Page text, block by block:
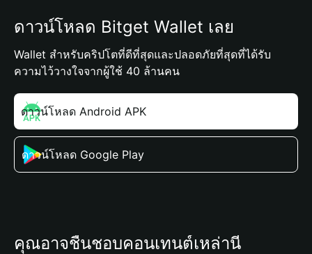
ดาวน์โหลด Bitget Wallet เลย
Wallet สำหรับคริปโตที่ดีที่สุดและปลอดภัยที่สุดที่ได้รับ
ความไว้วางใจจากผู้ใช้ 40 ล้านคน
ดาวน์โหลด Android APK
ดาวน์โหลด Google Play
คุณอาจชื่นชอบคอนเทนต์เหล่านี้